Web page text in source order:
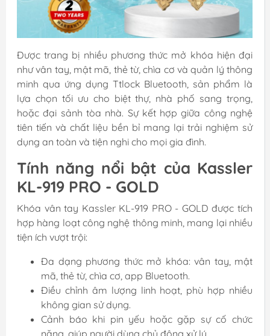
Được trang bị nhiều phương thức mở khóa hiện đại
như vân tay, mật mã, thẻ từ, chìa cơ và quản lý thông
minh qua ứng dụng Ttlock Bluetooth, sản phẩm là
lựa chọn tối ưu cho biệt thự, nhà phố sang trọng,
hoặc đại sảnh tòa nhà. Sự kết hợp giữa công nghệ
tiên tiến và chất liệu bền bỉ mang lại trải nghiệm sử
dụng an toàn và tiện nghi cho mọi gia đình.
Tính năng nổi bật của Kassler
KL-919 PRO - GOLD
Khóa vân tay Kassler KL-919 PRO - GOLD được tích
hợp hàng loạt công nghệ thông minh, mang lại nhiều
tiện ích vượt trội:
Đa dạng phương thức mở khóa: vân tay, mật
mã, thẻ từ, chìa cơ, app Bluetooth.
Điều chỉnh âm lượng linh hoạt, phù hợp nhiều
không gian sử dụng.
Cảnh báo khi pin yếu hoặc gặp sự cố chức
năng, giúp người dùng chủ động xử lý.